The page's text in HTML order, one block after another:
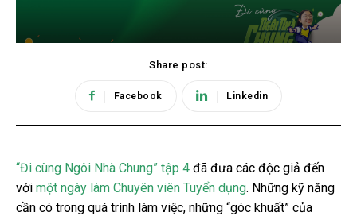
Share post:
Facebook Linkedin
“Đi cùng Ngôi Nhà Chung” tập 4 đã đưa các độc giả đến
với một ngày làm Chuyên viên Tuyển dụng. Những kỹ năng
cần có trong quá trình làm việc, những “góc khuất” của